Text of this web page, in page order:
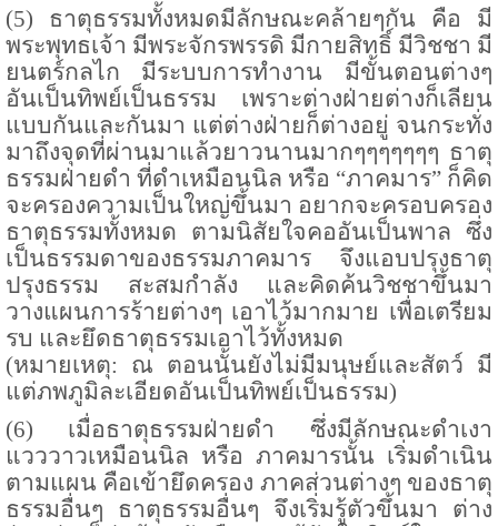
(5) ธาตุธรรมทั้งหมดมีลักษณะคล้ายๆกัน คือ มี
พระพุทธเจ้า มีพระจักรพรรดิ มีกายสิทธิ์ มีวิชชา มี
ยนตร์กลไก มีระบบการทำงาน มีขั้นตอนต่างๆ
อันเป็นทิพย์เป็นธรรม เพราะต่างฝ่ายต่างก็เลียน
แบบกันและกันมา แต่ต่างฝ่ายก็ต่างอยู่ จนกระทั่ง
มาถึงจุดที่ผ่านมาแล้วยาวนานมากๆๆๆๆๆๆๆ ธาตุ
ธรรมฝ่ายดำ ที่ดำเหมือนนิล หรือ “ภาคมาร” ก็คิด
จะครองความเป็นใหญ่ขึ้นมา อยากจะครอบครอง
ธาตุธรรมทั้งหมด ตามนิสัยใจคออันเป็นพาล ซึ่ง
เป็นธรรมดาของธรรมภาคมาร จึงแอบปรุงธาตุ
ปรุงธรรม สะสมกำลัง และคิดค้นวิชชาขึ้นมา
วางแผนการร้ายต่างๆ เอาไว้มากมาย เพื่อเตรียม
รบ และยึดธาตุธรรมเอาไว้ทั้งหมด
(หมายเหตุ: ณ ตอนนั้นยังไม่มีมนุษย์และสัตว์ มี
แต่ภพภูมิละเอียดอันเป็นทิพย์เป็นธรรม)
(6) เมื่อธาตุธรรมฝ่ายดำ ซึ่งมีลักษณะดำเงา
แวววาวเหมือนนิล หรือ ภาคมารนั้น เริ่มดำเนิน
ตามแผน คือเข้ายึดครอง ภาคส่วนต่างๆ ของธาตุ
ธรรมอื่นๆ ธาตุธรรมอื่นๆ จึงเริ่มรู้ตัวขึ้นมา ต่าง